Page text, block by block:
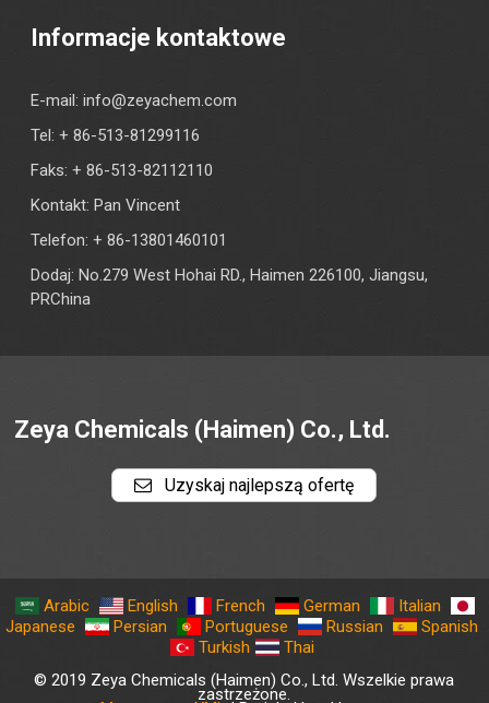
Informacje kontaktowe
E-mail:info@zeyachem.com
Tel: + 86-513-81299116
Faks: + 86-513-82112110
Kontakt: Pan Vincent
Telefon: + 86-13801460101
Dodaj: No.279 West Hohai RD., Haimen 226100, Jiangsu,
PRChina
Zeya Chemicals (Haimen) Co., Ltd.
Uzyskaj najlepszą ofertę
Arabic English French German
Italian
Japanese
Persian Portuguese Russian
Spanish
Turkish
Thai
© 2019 Zeya Chemicals (Haimen) Co., Ltd. Wszelkie prawa
zastrzeżone.